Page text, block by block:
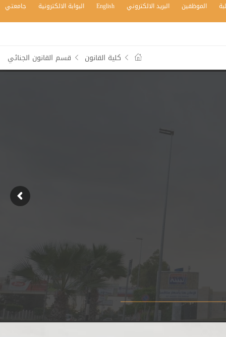
الموظفين البريد الالكتروني English البوابة الالكترونية جامعتي
كلية القانون قسم القانون الجنائي